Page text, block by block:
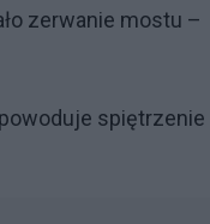
zerwanie mostu –
spiętrzenie